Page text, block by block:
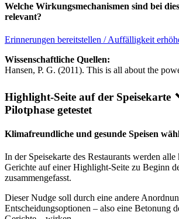
Welche Wirkungsmechanismen sind bei
relevant?
Erinnerungen bereitstellen / Auffälligkeit
Wissenschaftliche Quellen:
Hansen, P. G. (2011). This is all about the
Highlight-Seite auf der Speisekarte
Pilotphase getestet
Klimafreundliche und gesunde Speisen
In der Speisekarte des Restaurants werden
Gerichte auf einer Highlight-Seite zu Beginn
zusammengefasst.
Dieser Nudge soll durch eine andere
Entscheidungsoptionen – also eine Betonung